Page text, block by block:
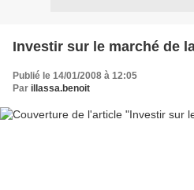
Investir sur le marché de
Publié le 14/01/2008 à 12:05
Par illassa.benoit